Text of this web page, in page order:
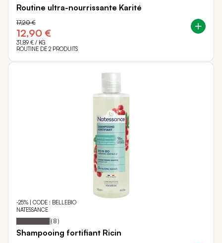
Routine ultra-nourrissante Karité
12,90 €
17,20 €
31,89 € / KG
ROUTINE DE 2 PRODUITS
-25% | CODE : BELLEBIO
NATESSANCE
Notation: 95
% of
( 8 )
Shampooing fortifiant Ricin